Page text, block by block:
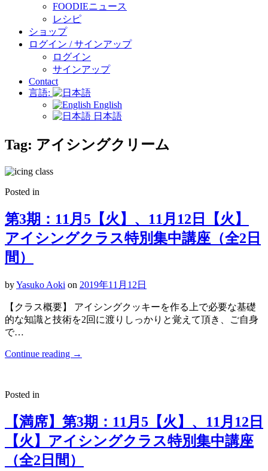
FOODIEニュース
レシピ
ショップ
ログイン / サインアップ
ログイン
サインアップ
Contact
言語:
English
日本語
Tag: アイシングクリーム
Posted in
第3期：11月5【火】、11月12日【火】
アイシングクラス特別集中講座（全2日
間）
byYasuko Aoki on 2019年11月12日
【クラス概要】 アイシングクッキーを作る上で必要な基礎
的な知識と技術を2回に渡りしっかりと覚えて頂き、ご自身
で…
Continue reading →
Posted in
【満席】第3期：11月5【火】、11月12日
【火】アイシングクラス特別集中講座
（全2日間）